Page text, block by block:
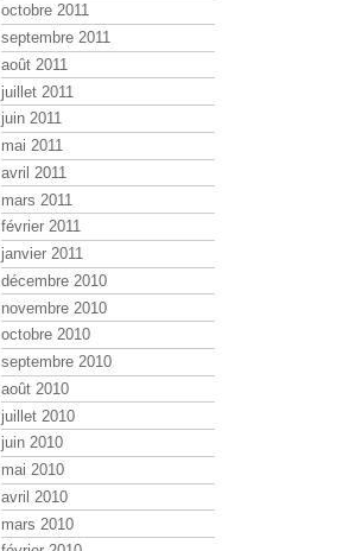
octobre 2011
septembre 2011
août 2011
juillet 2011
juin 2011
mai 2011
avril 2011
mars 2011
février 2011
janvier 2011
décembre 2010
novembre 2010
octobre 2010
septembre 2010
août 2010
juillet 2010
juin 2010
mai 2010
avril 2010
mars 2010